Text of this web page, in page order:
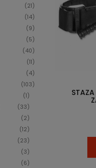
(21)
(14)
(9)
(5)
(40)
(11)
(4)
(103)
(1)
(33)
(2)
(12)
(23)
(3)
(6)